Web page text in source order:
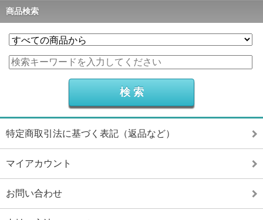
商品検索
特定商取引法に基づく表記（返品など）
マイアカウント
お問い合わせ